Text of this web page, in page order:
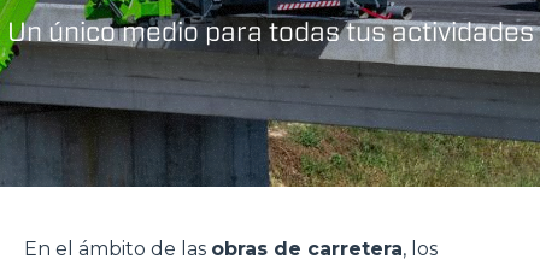
Un único medio para todas tus actividades
En el ámbito de las obras de carretera, los